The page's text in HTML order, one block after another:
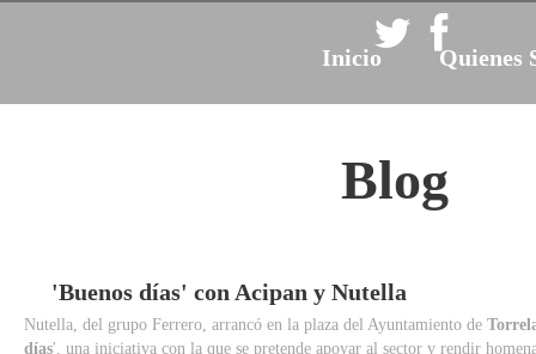
Inicio Quienes
Blog
'Buenos días' con Acipan y Nutella
Nutella, del grupo Ferrero, arrancó en la plaza del Ayuntamiento de
días', una iniciativa con la que se pretende apoyar al sector y rendir